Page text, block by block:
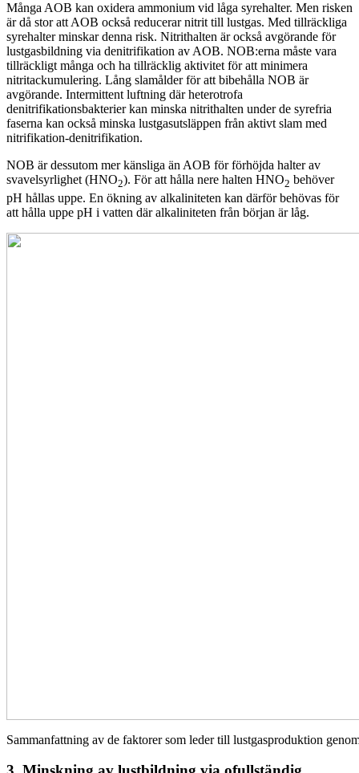
Många AOB kan oxidera ammonium vid låga syrehalter. Men risken
är då stor att AOB också reducerar nitrit till lustgas. Med tillräckliga
syrehalter minskar denna risk. Nitrithalten är också avgörande för
lustgasbildning via denitrifikation av AOB. NOB:erna måste vara
tillräckligt många och ha tillräcklig aktivitet för att minimera
nitritackumulering. Lång slamålder för att bibehålla NOB är
avgörande. Intermittent luftning där heterotrofa
denitrifikationsbakterier kan minska nitrithalten under de syrefria
faserna kan också minska lustgasutsläppen från aktivt slam med
nitrifikation-denitrifikation.
NOB är dessutom mer känsliga än AOB för förhöjda halter av
svavelsyrlighet (HNO2). För att hålla nere halten HNO2 behöver
pH hållas uppe. En ökning av alkaliniteten kan därför behövas för
att hålla uppe pH i vatten där alkaliniteten från början är låg.
Sammanfattning av de faktorer som leder till lustgasproduktion